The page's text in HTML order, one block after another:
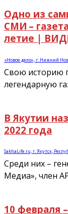
Одно из
СМИ –
летие |
«Новое дело», г. Нижний
Свою историю
легендарную
В Якутии
2022 года
SakhaLife.ru, г. Якутск,
Среди них –
Медиа», член
10 февраля